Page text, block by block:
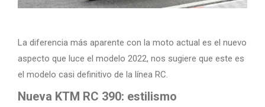
La diferencia más aparente con la moto actual es el nuevo
aspecto que luce el modelo 2022, nos sugiere que este es
el modelo casi definitivo de la línea RC.
Nueva KTM RC 390: estilismo